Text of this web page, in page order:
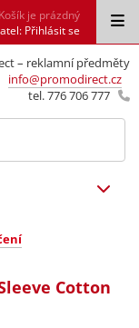
– reklamní předměty
info@promodirect.cz
tel. 776 706 777
Košík je prázdný
Přihlásit se
Cotton